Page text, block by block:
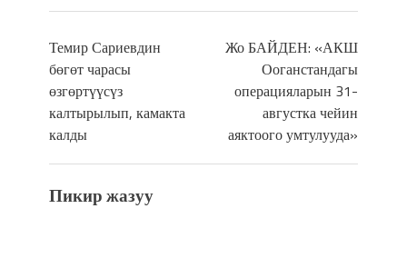
Темир Сариевдин
бөгөт чарасы
өзгөртүүсүз
калтырылып, камакта
калды
Жо БАЙДЕН: «АКШ
Ооганстандагы
операцияларын 31-
августка чейин
аяктоого умтулууда»
Пикир жазуу